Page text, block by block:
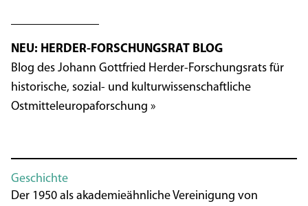
NEU: HERDER-FORSCHUNGSRAT BLOG
Blog des Johann Gottfried Herder-Forschungsrats für
historische, sozial- und kulturwissenschaftliche
Ostmitteleuropaforschung »
Geschichte
Der 1950 als akademieähnliche Vereinigung von